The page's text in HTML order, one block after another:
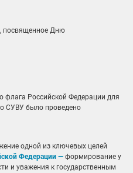
посвященное Дню
флага Российской Федерации для
СУВУ было проведено
одной из ключевых целей
Федерации — формирование у
и уважения к государственным